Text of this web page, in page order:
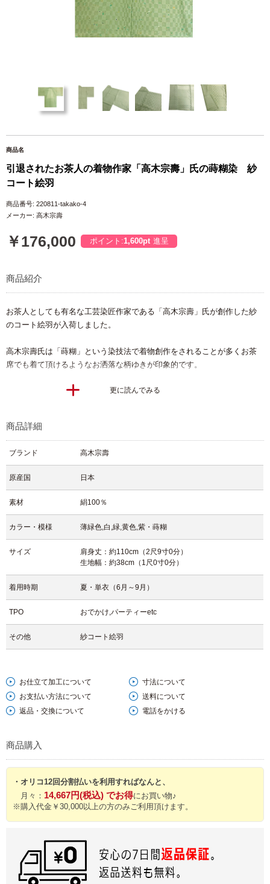
商品名
引退されたお茶人の着物作家「高木宗壽」氏の蒔糊染 紗
コート絵羽
商品番号: 220811-takako-4
メーカー: 高木宗壽
￥176,000 ポイント:1,600pt 進呈
商品紹介
お茶人としても有名な工芸染匠作家である「高木宗壽」氏が創作した紗
のコート絵羽が入荷しました。
高木宗壽氏は「蒔糊」という染技法で着物創作をされることが多くお茶
席でも着て頂けるようなお洒落な柄ゆきが印象的です。
コチラのコート絵羽は、そんな蒔糊技法を使って染められた一枚でござ
て乾かし、乾燥した糊を細かく砕いたものを染料にまぜて色糊を作り、
す。
爽やかなグリーンの美しい地色には、白や紫、黄色などの色彩で散りば
められるように模様付けされた蒔糊の柄が映えた一枚でございます。
うってつけです。
高木宗壽氏は現在は残念なことに着物創作を引退されており、今後はも
う見ることが出来なくなってしまう希少なお着物になりましたので、お
目に留まりましたら、是非に…
更に読んでみる
商品詳細
ブランド 高木宗壽
原産国 日本
素材 絹100％
カラー・模様 薄緑色,白,緑,黄色,紫・蒔糊
サイズ
肩身丈：約110cm（2尺9寸0分）
生地幅：約38cm（1尺0寸0分）
着用時期 夏・単衣（6月～9月）
TPO おでかけ,パーティーetc
その他 紗コート絵羽
お仕立て加工について
寸法について
お支払い方法について
送料について
返品・交換について
電話をかける
商品購入
・オリコ12回分割払いを利用すればなんと、
月々： 14,667円(税込) でお得にお買い物♪
※購入代金￥30,000以上の方のみご利用頂けます。